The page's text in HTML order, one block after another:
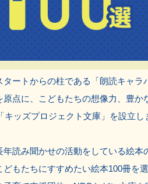
ートからの柱である「朗読キャラ
原点に、こどもたちの想像力、豊か
キッズプロジェクト文庫」を設立し
読み聞かせの活動をしている絵本
もたちにすすめたい絵本100冊を選